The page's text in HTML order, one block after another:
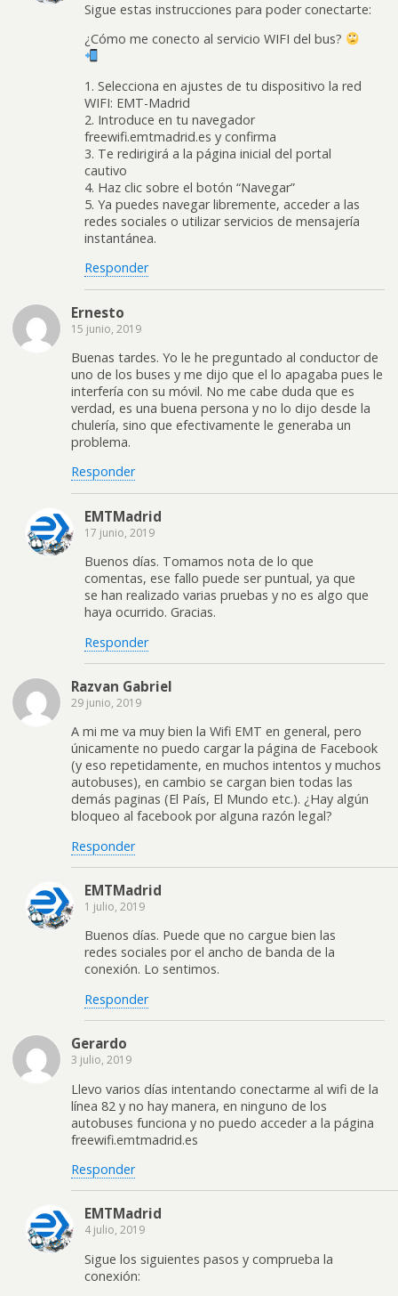
Sigue estas instrucciones para poder conectarte:
¿Cómo me conecto al servicio WIFI del bus?
1. Selecciona en ajustes de tu dispositivo la red
WIFI: EMT-Madrid
2. Introduce en tu navegador
freewifi.emtmadrid.es y confirma
3. Te redirigirá a la página inicial del portal
cautivo
4. Haz clic sobre el botón “Navegar”
5. Ya puedes navegar libremente, acceder a las
redes sociales o utilizar servicios de mensajería
instantánea.
Responder
Ernesto
15 junio, 2019
Buenas tardes. Yo le he preguntado al conductor de
uno de los buses y me dijo que el lo apagaba pues le
interfería con su móvil. No me cabe duda que es
verdad, es una buena persona y no lo dijo desde la
chulería, sino que efectivamente le generaba un
problema.
Responder
EMTMadrid
17 junio, 2019
Buenos días. Tomamos nota de lo que
comentas, ese fallo puede ser puntual, ya que
se han realizado varias pruebas y no es algo que
haya ocurrido. Gracias.
Responder
Razvan Gabriel
29 junio, 2019
A mi me va muy bien la Wifi EMT en general, pero
únicamente no puedo cargar la página de Facebook
(y eso repetidamente, en muchos intentos y muchos
autobuses), en cambio se cargan bien todas las
demás paginas (El País, El Mundo etc.). ¿Hay algún
bloqueo al facebook por alguna razón legal?
Responder
EMTMadrid
1 julio, 2019
Buenos días. Puede que no cargue bien las
redes sociales por el ancho de banda de la
conexión. Lo sentimos.
Responder
Gerardo
3 julio, 2019
Llevo varios días intentando conectarme al wifi de la
línea 82 y no hay manera, en ninguno de los
autobuses funciona y no puedo acceder a la página
freewifi.emtmadrid.es
Responder
EMTMadrid
4 julio, 2019
Sigue los siguientes pasos y comprueba la
conexión: